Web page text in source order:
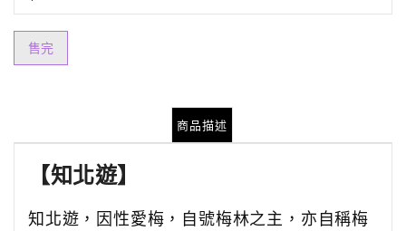
售完
商品描述
【知北遊】
知北遊，因性愛梅，自號梅林之主，亦自稱梅